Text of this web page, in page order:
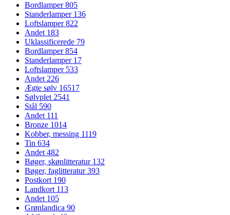
Bordlamper805
Standerlamper 136
Loftslamper822
Andet 183
Uklassificerede 79
Bordlamper854
Standerlamper 17
Loftslamper 533
Andet226
Ægte sølv 16517
Sølvplet2541
Stål 590
Andet 111
Bronze 1014
Kobber, messing 1119
Tin 634
Andet482
Bøger, skønlitteratur 132
Bøger, faglitteratur393
Postkort 190
Landkort 113
Andet 105
Grønlandica 90